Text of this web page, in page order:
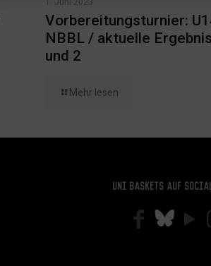
1. Juni 2023
Vorbereitungsturnier:
NBBL / aktuelle
und 2
Mehr lesen
Uni Baskets auf